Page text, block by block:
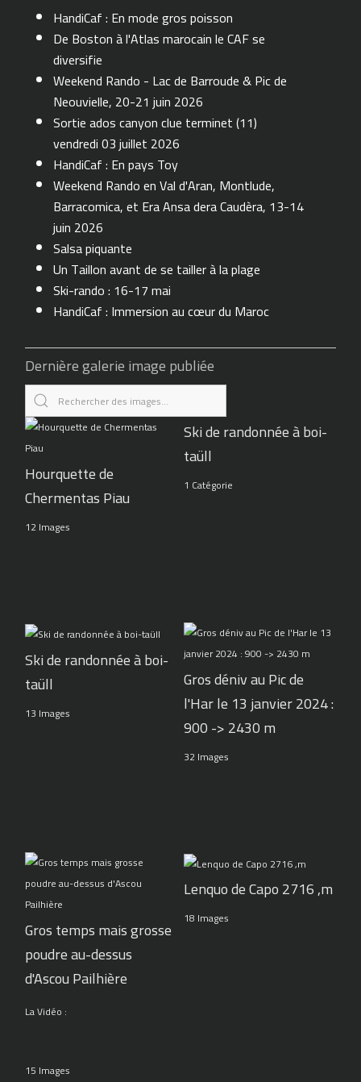
HandiCaf : En mode gros poisson
De Boston à l'Atlas marocain le CAF se
diversifie
Weekend Rando - Lac de Barroude & Pic de
Neouvielle, 20-21 juin 2026
Sortie ados canyon clue terminet (11)
vendredi 03 juillet 2026
HandiCaf : En pays Toy
Weekend Rando en Val d'Aran, Montlude,
Barracomica, et Era Ansa dera Caudèra, 13-14
juin 2026
Salsa piquante
Un Taillon avant de se tailler à la plage
Ski-rando : 16-17 mai
HandiCaf : Immersion au cœur du Maroc
Dernière galerie image publiée
Hourquette de
Chermentas Piau
12 Images
Ski de randonnée à boi-
taüll
1 Catégorie
Ski de randonnée à boi-
taüll
13 Images
Gros déniv au Pic de
l'Har le 13 janvier 2024 :
900 -> 2430 m
32 Images
Gros temps mais grosse
poudre au-dessus
d'Ascou Pailhière
La Vidéo :
15 Images
Lenquo de Capo 2716 ,m
18 Images